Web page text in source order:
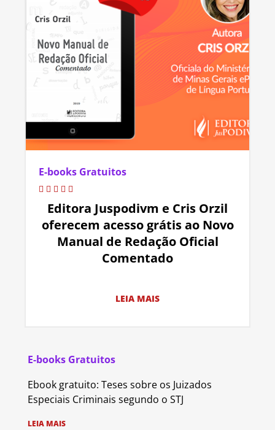
E-books Gratuitos
Editora Juspodivm e Cris Orzil
oferecem acesso grátis ao Novo
Manual de Redação Oficial
Comentado
LEIA MAIS
E-books Gratuitos
Ebook gratuito: Teses sobre os Juizados
Especiais Criminais segundo o STJ
LEIA MAIS